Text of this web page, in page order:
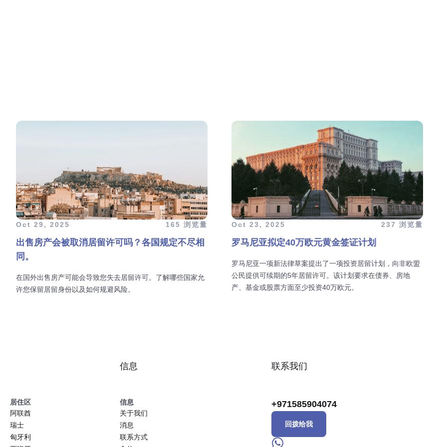
Oct 29, 2025 165 浏览量
出售房产会被取消居留许可吗？各国规定不尽相
同。
在国外出售房产可能会导致您失去居留许可。了解哪些国家允
许您保留居留身份以及如何规避风险。
Oct 23, 2025 237 浏览量
罗马尼亚拟定40万欧元黄金签证计划
罗马尼亚一项新法律草案提出了一项投资居留计划，向非欧盟
公民提供可续期的5年居留许可。该计划要求在债券、房地
产、基金或股票方面至少投资40万欧元。
居住区
阿联酋
瑞士
匈牙利
信息
信息
关于我们
消息
联系方式
联系我们
+971585904074
回拨给我